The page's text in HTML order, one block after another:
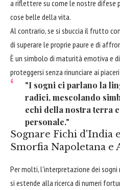
a riflettere su come le nostre difese
cose belle della vita.
Al contrario, se si sbuccia il frutto
di superare le proprie paure e di
È un simbolo di maturità emotiva e
proteggersi senza rinunciare ai
"I sogni ci parlano la
radici, mescolando
echi della nostra terra
personale."
Sognare Fichi d'India
Smorfia Napoletana
Per molti, l'interpretazione dei
si estende alla ricerca di numeri